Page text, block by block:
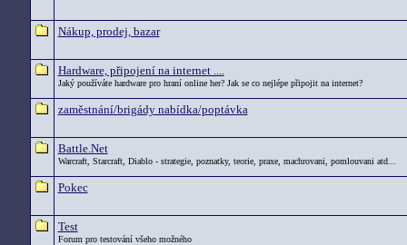
Nákup, prodej, bazar
Hardware, připojení na internet ....
Jaký používáte hardware pro hraní online her? Jak se co nejlépe připojit na internet?
zaměstnání/brigády nabídka/poptávka
Battle.Net
Warcraft, Starcraft, Diablo - strategie, poznatky, teorie, praxe, machrovani, pomlouvani atd...
Pokec
Test
Forum pro testování všeho možného